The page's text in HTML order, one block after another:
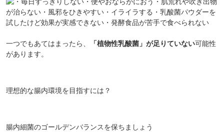
一つでもあてはまったら、 「植物性乳酸菌」が足りていない可能性
があります。
理想的な腸内環境を目指すには？
腸内細菌のゴールデンバランスを保ちましょう